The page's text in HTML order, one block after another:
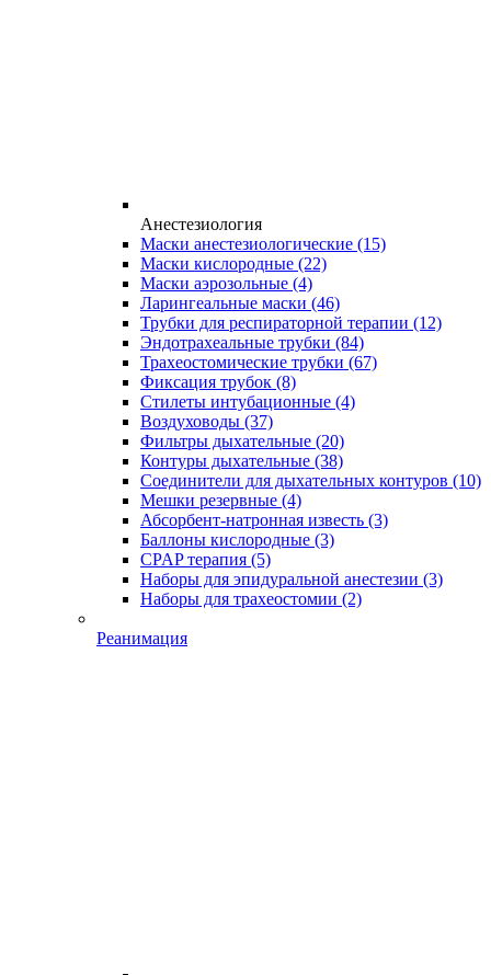
Анестезиология
Маски анестезиологические (15)
Маски кислородные (22)
Маски аэрозольные (4)
Ларингеальные маски (46)
Трубки для респираторной терапии (12)
Эндотрахеальные трубки (84)
Трахеостомические трубки (67)
Фиксация трубок (8)
Стилеты интубационные (4)
Воздуховоды (37)
Фильтры дыхательные (20)
Контуры дыхательные (38)
Соединители для дыхательных контуров (10)
Мешки резервные (4)
Абсорбент-натронная известь (3)
Баллоны кислородные (3)
CPAP терапия (5)
Наборы для эпидуральной анестезии (3)
Наборы для трахеостомии (2)
Реанимация